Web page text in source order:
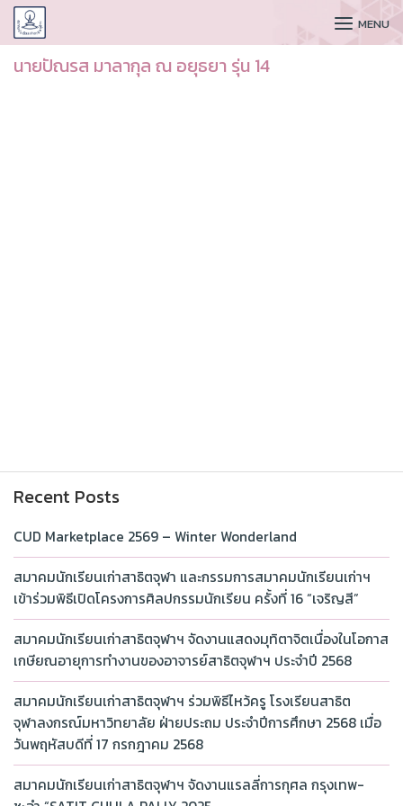
CUDAA MENU
นายปัณรส มาลากุล ณ อยุธยา รุ่น 14
Recent Posts
CUD Marketplace 2569 – Winter Wonderland
สมาคมนักเรียนเก่าสาธิตจุฬา และกรรมการสมาคมนักเรียนเก่าฯ
เข้าร่วมพิธีเปิดโครงการศิลปกรรมนักเรียน ครั้งที่ 16 “เจริญสี”
สมาคมนักเรียนเก่าสาธิตจุฬาฯ จัดงานแสดงมุทิตาจิตเนื่องในโอกาส
เกษียณอายุการทำงานของอาจารย์สาธิตจุฬาฯ ประจำปี 2568
สมาคมนักเรียนเก่าสาธิตจุฬาฯ ร่วมพิธีไหว้ครู โรงเรียนสาธิต
จุฬาลงกรณ์มหาวิทยาลัย ฝ่ายประถม ประจำปีการศึกษา 2568 เมื่อ
วันพฤหัสบดีที่ 17 กรกฎาคม 2568
สมาคมนักเรียนเก่าสาธิตจุฬาฯ จัดงานแรลลี่การกุศล กรุงเทพ-